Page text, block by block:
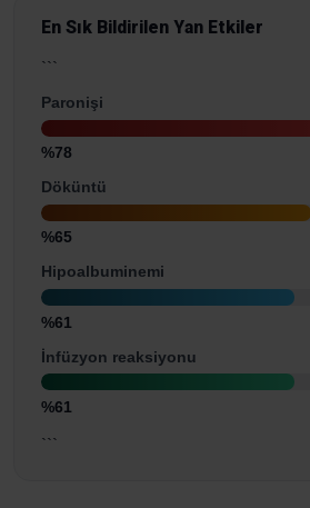
En Sık Bildirilen Yan Etkiler
```
Paronişi
%78
Döküntü
%65
Hipoalbuminemi
%61
İnfüzyon reaksiyonu
%61
```